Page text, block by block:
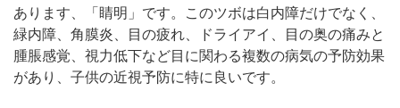
あります、「睛明」です。このツボは白内障だけでなく、
緑内障、角膜炎、目の疲れ、ドライアイ、目の奥の痛みと
腫脹感覚、視力低下など目に関わる複数の病気の予防効果
があり、子供の近視予防に特に良いです。